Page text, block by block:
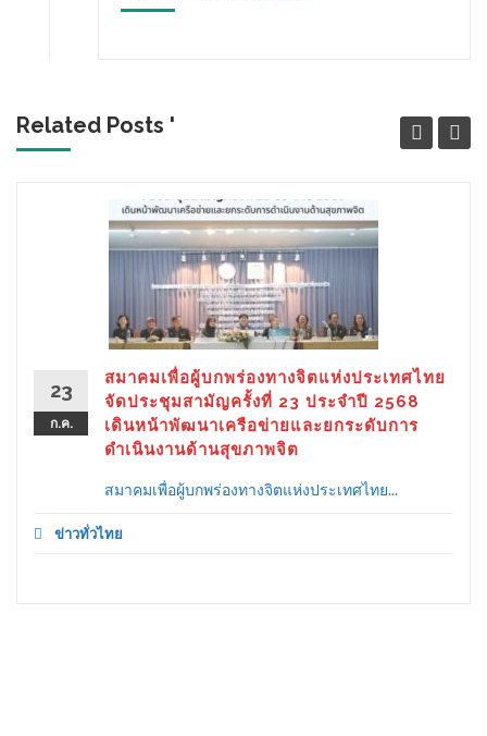
Related Posts '
23
ก.ค.
สมาคมเพื่อผู้บกพร่องทางจิตแห่งประเทศไทย
จัดประชุมสามัญครั้งที่ 23 ประจำปี 2568
เดินหน้าพัฒนาเครือข่ายและยกระดับการ
ดำเนินงานด้านสุขภาพจิต
สมาคมเพื่อผู้บกพร่องทางจิตแห่งประเทศไทย...
ข่าวทั่วไทย